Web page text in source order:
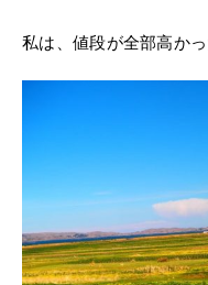
私は、値段が全部高か